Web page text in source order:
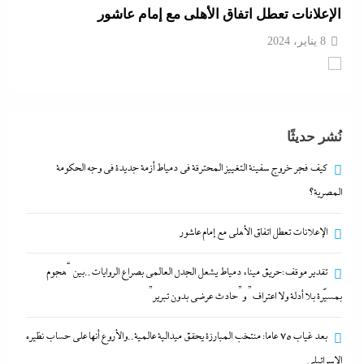
الإعلانات تعطل اتفاق الأهلى مع إمام عاشور
8 يناير، 2024
و”حادث عرضي بدون تبرير”
8 يناير، 2024
عالمية..والأروع أنها على حساب نظيره الإسرائيلي
جديدة في وجه الحكومة المصرية؟
نُشر حديثًا
كيف فجر خروج سفينة التغييز المحترقة في دمياط أزمة جديدة في وجه الحكومة
المصرية؟
الإعلانات تعطل اتفاق الأهلى مع إمام عاشور
تقدير موقف:حريق ميناء دمياط يشعل الجدل العالمي بصراع الروايات..بين “هجوم
بمسيّرة بلا أدلة ولا اعتراف” و”حادث عرضي بدون تبرير”
بعد غياب 75 عاما: منتخب المبارزة يحقق ميدالية عالمية..والأروع أنها على حساب نظيره